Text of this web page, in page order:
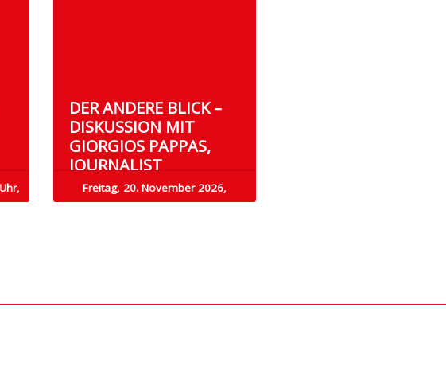
DER ANDERE BLICK –
DISKUSSION MIT
GIORGIOS PAPPAS,
JOURNALIST
Freitag, 20. November 2026,